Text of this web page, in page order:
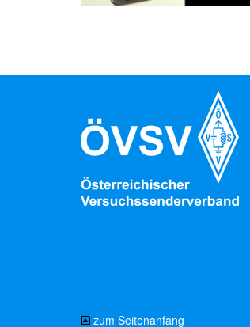
zum Seitenanfang